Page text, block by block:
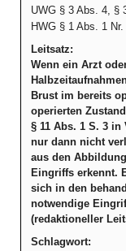
UWG § 3 Abs. 4, §
HWG § 1 Abs. 1
Leitsatz:
Wenn ein Arzt
Brust im bereits
operierten
§ 11 Abs. 1 S. 3 in
nur dann nicht
aus den
Eingriffs erkennt.
sich in den
notwendige
(redaktioneller
Schlagwort: